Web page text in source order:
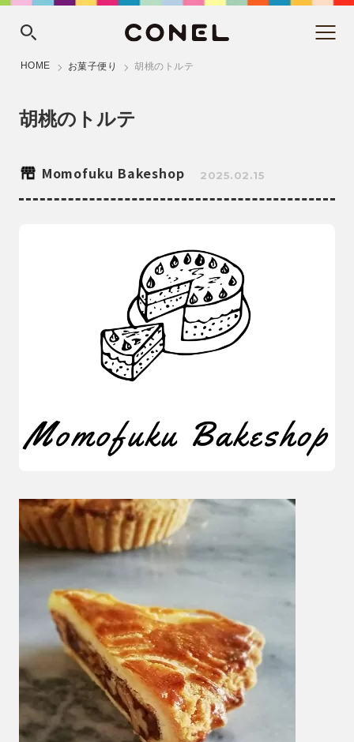
HOME お菓子便り 胡桃のトルテ
胡桃のトルテ
Momofuku Bakeshop 2025.02.15